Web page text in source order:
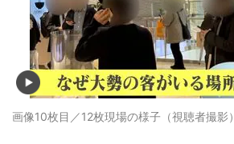
画像10枚目／12枚現場の様子（視聴者撮影）